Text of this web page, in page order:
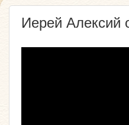
Иерей Алексий